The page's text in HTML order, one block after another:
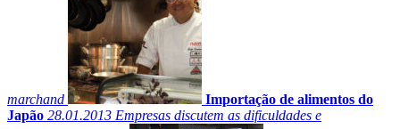
marchand
Importação de alimentos do
Japão 28.01.2013 Empresas discutem as dificuldades e